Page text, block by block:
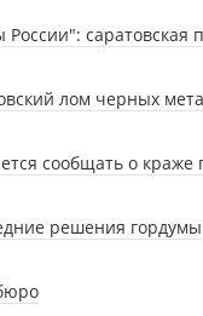
России":
лом черных
сообщать о
решения гордумы